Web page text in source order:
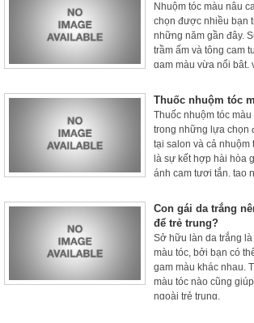
Nhuộm tóc màu nâu
chọn được nhiều bạn
những năm gần đây.
trầm ấm và tông cam
gam màu vừa nổi bật,
Thuốc nhuộm tóc
Thuốc nhuộm tóc
trong những lựa chọn
tại salon và cả nhuộm
là sự kết hợp hài hòa
ánh cam tươi tắn, tạo
Con gái da trắng
để trẻ trung?
Sở hữu làn da trắng
màu tóc, bởi bạn có
gam màu khác nhau.
màu tóc nào cũng
ngoài trẻ trung.